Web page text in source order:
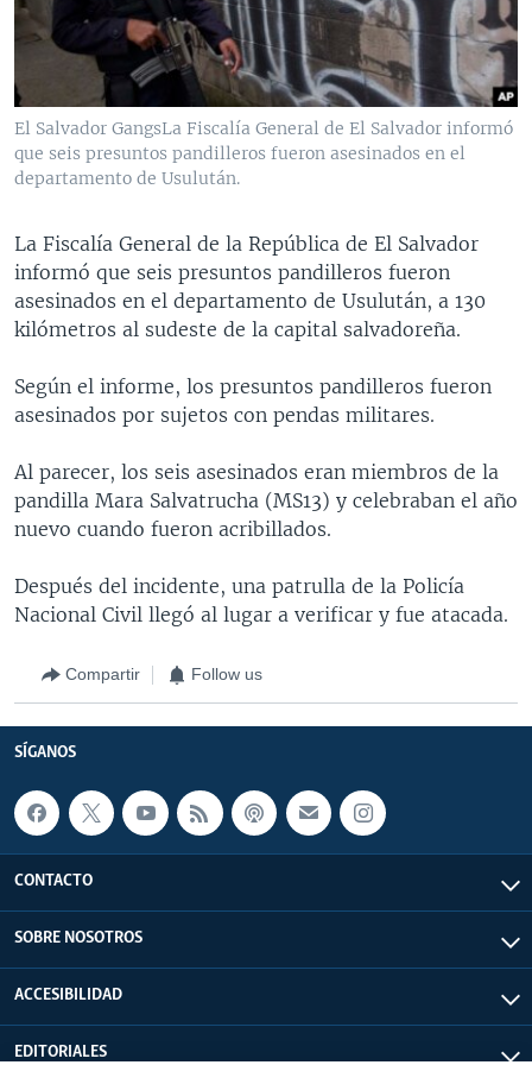
VENEZUELA
BRASIL
NICARAGUA
ECONOMÍA
ENTRETENIMIENTO Y CULTURA
TECNOLOGÍA
DEPORTES
CIENCIA Y SALUD
MULTIMEDIA
VIDEOS
FOTOGRAFÍA
AUDIOS
PROGRAMAS TV
EL MUNDO AL DÍA
FORO INTERAMERICANO
VISIÓN 360
LAS CLAVES
PANORAMA
RADIO
AVANCE INFORMATIVO
AUDIONOTICIAS
BUENOS DÍAS AMÉRICA
ESTADOS UNIDOS AL DÍA
EL MUNDO AL DÍA [RADIO]
DEPORTIVO INTERNACIONAL
ENTRETENIMIENTO
DIRECT
DOCUMENTALES DE LA VOA
Learning English
SÍGANOS
El Salvador GangsLa Fiscalía General de El Salvador informó
que seis presuntos pandilleros fueron asesinados en el
departamento de Usulután.
La Fiscalía General de la República de El Salvador
informó que seis presuntos pandilleros fueron
asesinados en el departamento de Usulután, a 130
kilómetros al sudeste de la capital salvadoreña.
Según el informe, los presuntos pandilleros fueron
asesinados por sujetos con pendas militares.
Al parecer, los seis asesinados eran miembros de la
pandilla Mara Salvatrucha (MS13) y celebraban el año
nuevo cuando fueron acribillados.
Después del incidente, una patrulla de la Policía
Nacional Civil llegó al lugar a verificar y fue atacada.
Compartir Follow us
SÍGANOS
CONTACTO
SOBRE NOSOTROS
ACCESIBILIDAD
EDITORIALES